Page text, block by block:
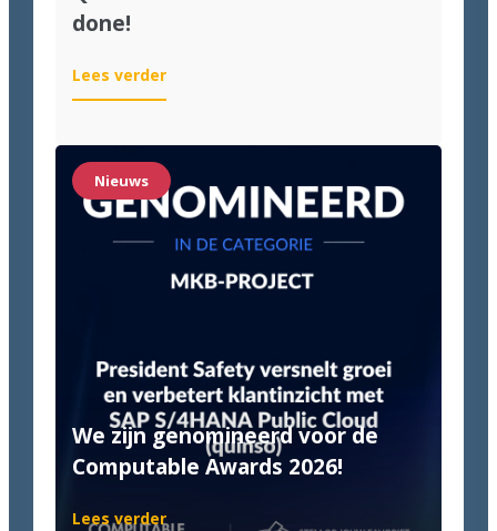
done!
Lees verder:
Quinso
Van
Halteren:
Until
it’s
done!
Nieuws
We zijn genomineerd voor de
Computable Awards 2026!
Lees verder: